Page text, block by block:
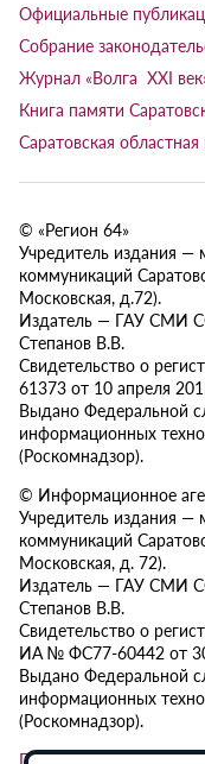
Официальные
Собрание
Журнал «Волга XXI
Книга памяти
Саратовская областная
© «Регион 64»
Учредитель издания —
коммуникаций
Московская, д.72).
Издатель — ГАУ СМИ
Степанов В.В.
Свидетельство о
61373 от 10 апреля
Выдано Федеральной
информационных
(Роскомнадзор).
© Информационное
Учредитель издания —
коммуникаций
Московская, д. 72).
Издатель — ГАУ СМИ
Степанов В.В.
Свидетельство о
ИА № ФС77-60442 от
Выдано Федеральной
информационных
(Роскомнадзор).